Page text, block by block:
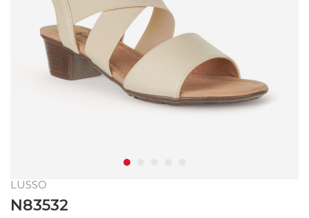
LUSSO
N83532